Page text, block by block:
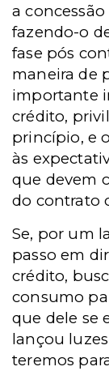
a
fazendo-o
fase pós
maneira de
importante
crédito,
princípio, e
às
que devem
do contrato
Se, por um
passo em
crédito,
consumo
que dele se
lançou
teremos